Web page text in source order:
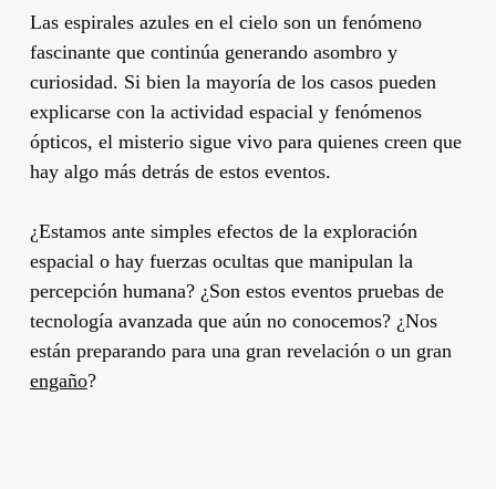
Las espirales azules en el cielo son un fenómeno
fascinante que continúa generando asombro y
curiosidad. Si bien la mayoría de los casos pueden
explicarse con la actividad espacial y fenómenos
ópticos, el misterio sigue vivo para quienes creen que
hay algo más detrás de estos eventos.
¿Estamos ante simples efectos de la exploración
espacial o hay fuerzas ocultas que manipulan la
percepción humana? ¿Son estos eventos pruebas de
tecnología avanzada que aún no conocemos? ¿Nos
están preparando para una gran revelación o un gran
engaño?